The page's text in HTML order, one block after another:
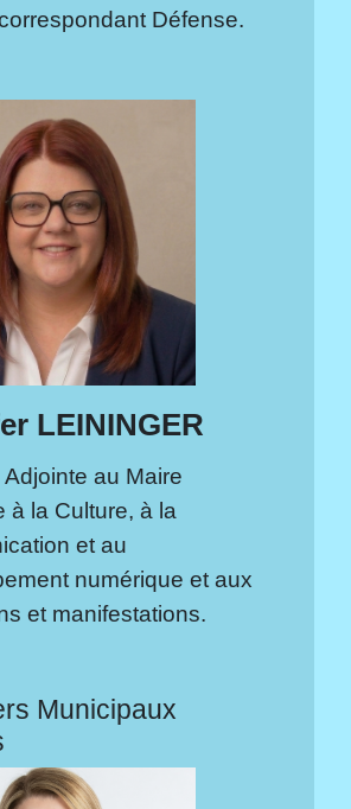
Défense.
LEININGER
au Maire
à la Culture, à la
et au
numérique et aux
et manifestations.
Municipaux